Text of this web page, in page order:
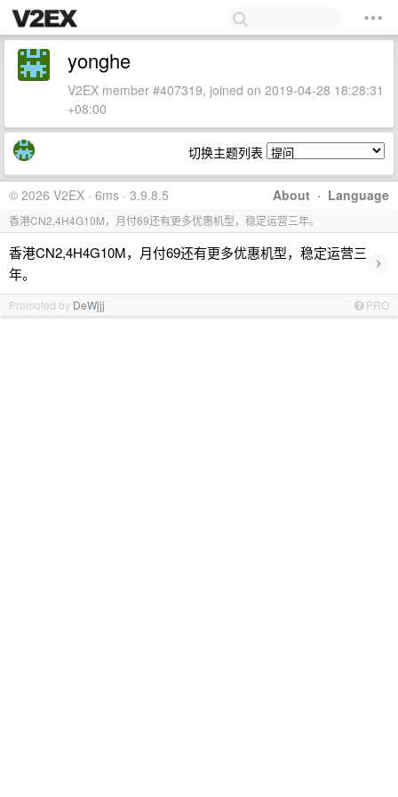
yonghe
V2EX member #407319, joined on 2019-04-28 18:28:31
+08:00
切换主题列表
About · Language
© 2026 V2EX · 6ms · 3.9.8.5
香港CN2,4H4G10M，月付69还有更多优惠机型，稳定运营三年。
香港CN2,4H4G10M，月付69还有更多优惠机型，稳定运营三
年。
›
Promoted by DeWjjj PRO